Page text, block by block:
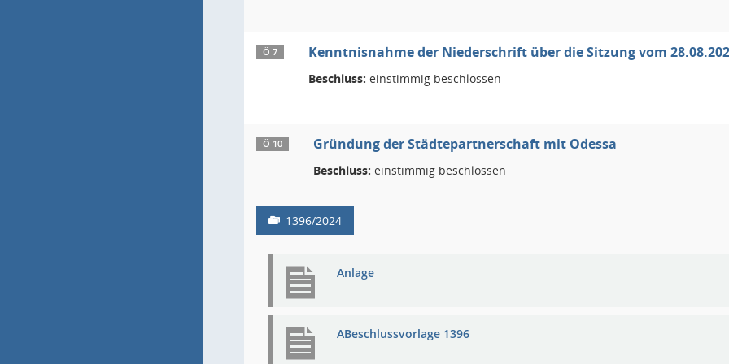
Ö 7 Kenntnisnahme der Niederschrift über die Sitzung vom
Beschluss: einstimmig beschlossen
Ö 10 Gründung der Städtepartnerschaft mit Odessa
Beschluss: einstimmig beschlossen
1396/2024
Anlage
ABeschlussvorlage 1396